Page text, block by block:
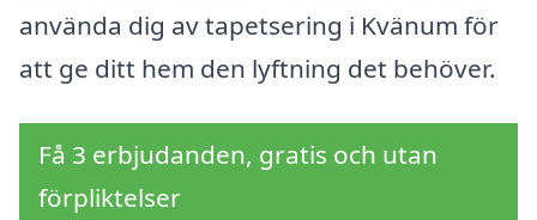
använda dig av tapetsering i Kvänum för
att ge ditt hem den lyftning det behöver.
Få 3 erbjudanden, gratis och utan
förpliktelser